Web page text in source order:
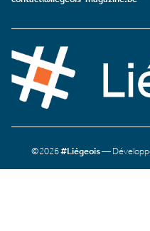
©2026#Liégeois—